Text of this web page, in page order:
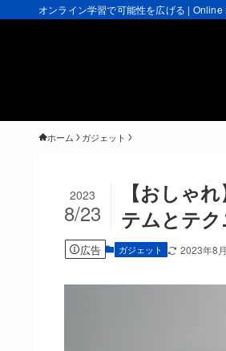
オンライン学習で可能性を広げる |
ホーム ガジェット
【おしゃ
テムとテク
2023
8/23
広告 ガジェット 2023年8